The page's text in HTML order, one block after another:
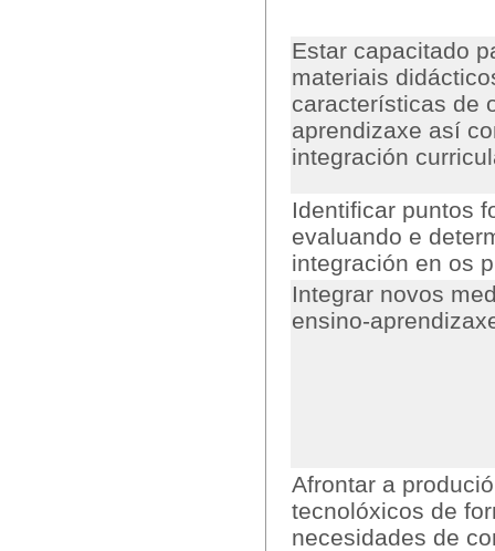
Estar capacitado
materiais
características de
aprendizaxe así
integración
Identificar puntos
evaluando e
integración en os
Integrar novos
ensino-
Afrontar a
tecnolóxicos de
necesidades de